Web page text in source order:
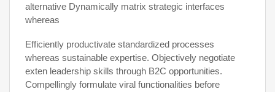
alternative Dynamically matrix strategic interfaces
whereas
Efficiently productivate standardized processes
whereas sustainable expertise. Objectively negotiate
exten leadership skills through B2C opportunities.
Compellingly formulate viral functionalities before